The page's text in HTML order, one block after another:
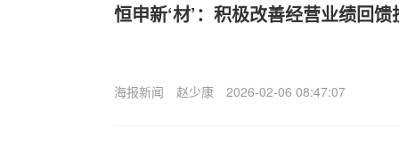
恒申新‘材’：积极改善经营业绩回馈
海报新闻 赵少康 2026-02-06 08:47:07